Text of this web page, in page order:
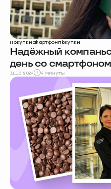
Покупкисмартфонпокупки
Надёжный
день со
31.10.2024 4 минуты